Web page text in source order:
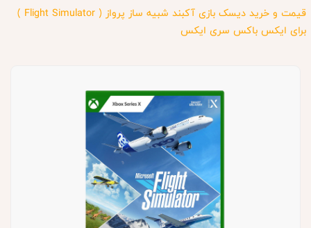
قیمت و خرید دیسک بازی آکبند شبیه ساز پرواز ( Flight Simulator )
برای ایکس باکس سری ایکس